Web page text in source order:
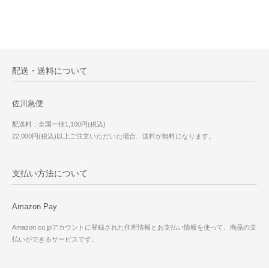
配送・送料について
佐川急便
配送料：全国一律1,100円(税込)
22,000円(税込)以上ご注文いただいた場合、送料が無料になります。
支払い方法について
Amazon Pay
Amazon.co.jpアカウントに登録された住所情報とお支払い情報を使って、商品の支
払いができるサービスです。